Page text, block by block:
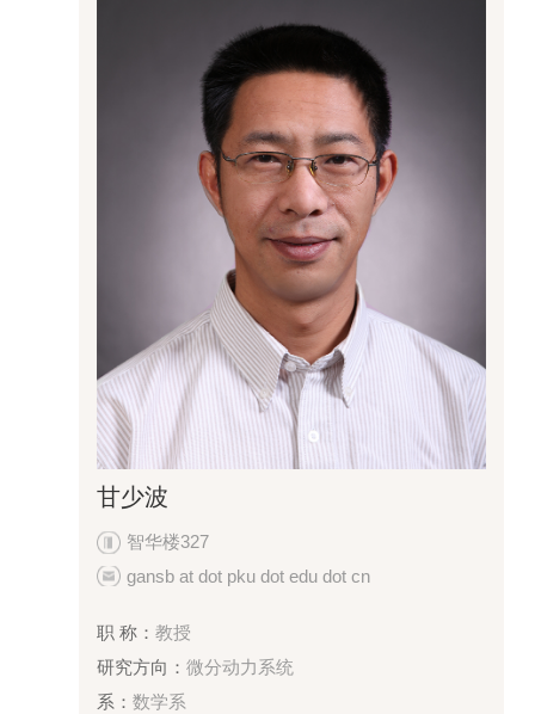
甘少波
智华楼327
gansb at dot pku dot edu dot cn
职 称：教授
研究方向：微分动力系统
系：数学系